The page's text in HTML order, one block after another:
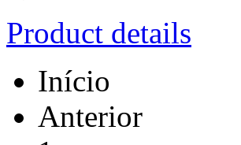
Product details
Início
Anterior